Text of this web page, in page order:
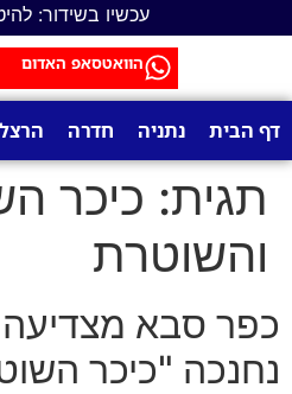
עכשיו בשידור:
הוואטסאפ האדום
דף הבית נתניה חדרה
תגית: כיכר
והשוטרת
כפר סבא
נחנכה "כיכר